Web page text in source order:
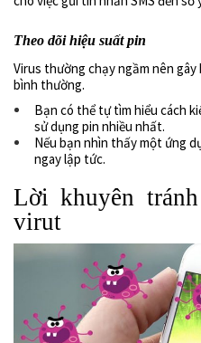
Theo dõi hiệu suất pin
Virus thường chạy ngầm nên
bình thường.
Bạn có thể tự tìm hiểu cách
sử dụng pin nhiều nhất.
Nếu bạn nhìn thấy một ứng
ngay lập tức.
Lời khuyên
virut